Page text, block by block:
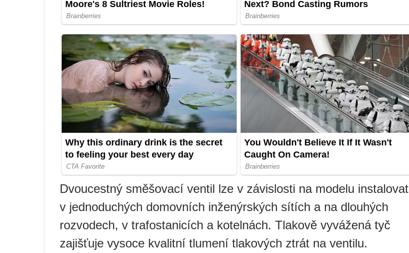
Dvoucestný směšovací ventil lze v závislosti na modelu instalovat
v jednoduchých domovních inženýrských sítích a na dlouhých
rozvodech, v trafostanicích a kotelnách. Tlakově vyvážená tyč
zajišťuje vysoce kvalitní tlumení tlakových ztrát na ventilu.